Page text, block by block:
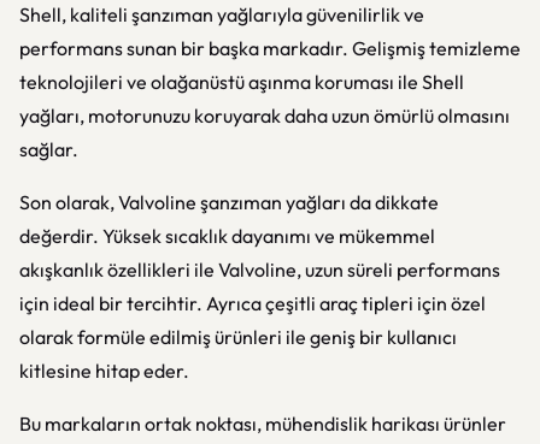
Shell, kaliteli şanzıman yağlarıyla güvenilirlik ve
performans sunan bir başka markadır. Gelişmiş temizleme
teknolojileri ve olağanüstü aşınma koruması ile Shell
yağları, motorunuzu koruyarak daha uzun ömürlü olmasını
sağlar.
Son olarak, Valvoline şanzıman yağları da dikkate
değerdir. Yüksek sıcaklık dayanımı ve mükemmel
akışkanlık özellikleri ile Valvoline, uzun süreli performans
için ideal bir tercihtir. Ayrıca çeşitli araç tipleri için özel
olarak formüle edilmiş ürünleri ile geniş bir kullanıcı
kitlesine hitap eder.
Bu markaların ortak noktası, mühendislik harikası ürünler